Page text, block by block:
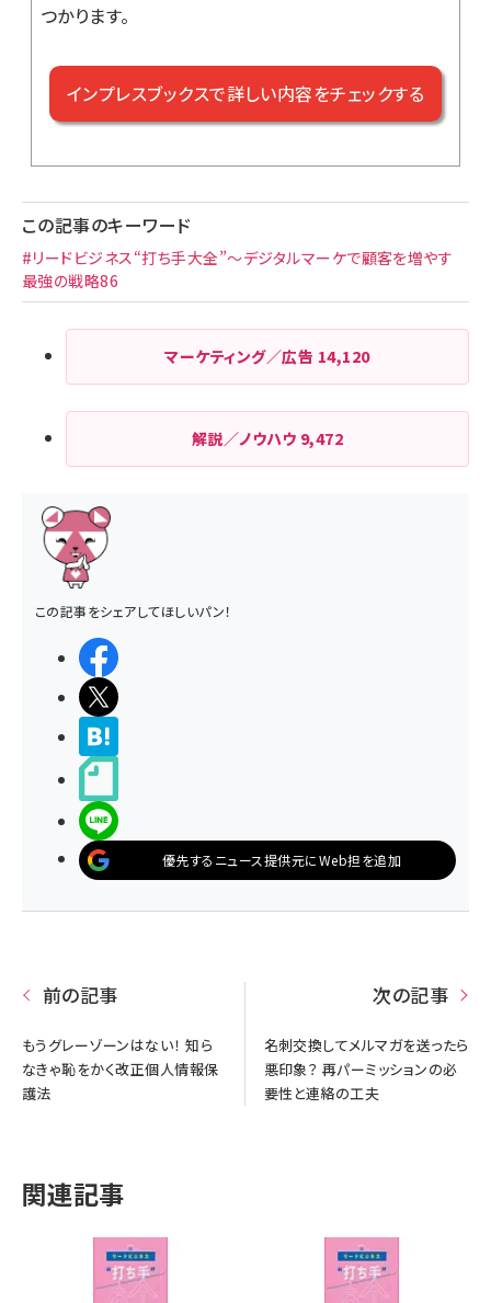
つかります。
インプレスブックスで詳しい内容をチェックする
この記事のキーワード
#リードビジネス“打ち手大全”～デジタルマーケで顧客を増やす
最強の戦略86
マーケティング／広告 14,120
解説／ノウハウ 9,472
この記事をシェアしてほしいパン！
優先するニュース提供元にWeb担を追加
前の記事
もうグレーゾーンはない！ 知ら
なきゃ恥をかく改正個人情報保
護法
次の記事
名刺交換してメルマガを送ったら
悪印象？ 再パーミッションの必
要性と連絡の工夫
関連記事